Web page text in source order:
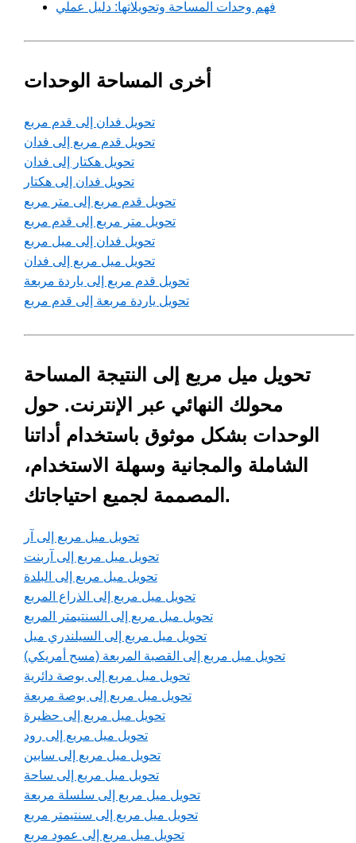
فهم وحدات المساحة وتحويلاتها: دليل عملي
أخرى المساحة الوحدات
تحويل فدان إلى قدم مربع
تحويل قدم مربع إلى فدان
تحويل هكتار إلى فدان
تحويل فدان إلى هكتار
تحويل قدم مربع إلى متر مربع
تحويل متر مربع إلى قدم مربع
تحويل فدان إلى ميل مربع
تحويل ميل مربع إلى فدان
تحويل قدم مربع إلى ياردة مربعة
تحويل ياردة مربعة إلى قدم مربع
تحويل ميل مربع إلى النتيجة المساحة
محولك النهائي عبر الإنترنت. حول
الوحدات بشكل موثوق باستخدام أداتنا
الشاملة والمجانية وسهلة الاستخدام،
المصممة لجميع احتياجاتك.
تحويل ميل مربع إلى آر
تحويل ميل مربع إلى آربنت
تحويل ميل مربع إلى البلدة
تحويل ميل مربع إلى الذراع المربع
تحويل ميل مربع إلى السنتيمتر المربع
تحويل ميل مربع إلى السيلندري ميل
تحويل ميل مربع إلى القصبة المربعة (مسح أمريكي)
تحويل ميل مربع إلى بوصة دائرية
تحويل ميل مربع إلى بوصة مربعة
تحويل ميل مربع إلى حظيرة
تحويل ميل مربع إلى رود
تحويل ميل مربع إلى سابين
تحويل ميل مربع إلى ساحة
تحويل ميل مربع إلى سلسلة مربعة
تحويل ميل مربع إلى سنتيمتر مربع
تحويل ميل مربع إلى عمود مربع